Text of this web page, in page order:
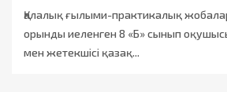
Қалалық ғылыми-практикалық
орынды иеленген 8 «Б» сынып
мен жетекшісі қазақ...